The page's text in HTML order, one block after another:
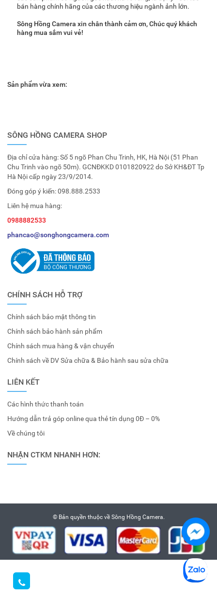
bán hàng chính hãng của các thương hiệu ngành ảnh lớn.
Sông Hồng Camera xin chân thành cảm ơn, Chúc quý khách
hàng mua sắm vui vẻ!
Sản phẩm vừa xem:
SÔNG HỒNG CAMERA SHOP
Địa chỉ cửa hàng: Số 5 ngõ Phan Chu Trinh, HK, Hà Nội (51 Phan
Chu Trinh vào ngõ 50m). GCNĐKKD 0101820922 do Sở KH&ĐT Tp
Hà Nội cấp ngày 23/9/2014.
Đóng góp ý kiến:098.888.2533
Liên hệ mua hàng:
0988882533
phancao@songhongcamera.com
CHÍNH SÁCH HỖ TRỢ
Chính sách bảo mật thông tin
Chính sách bảo hành sản phẩm
Chính sách mua hàng & vận chuyển
Chính sách về DV Sửa chữa & Bảo hành sau sửa chữa
LIÊN KẾT
Các hình thức thanh toán
Hướng dẫn trả góp online qua thẻ tín dụng 0Đ – 0%
Về chúng tôi
NHẬN CTKM NHANH HƠN:
© Bản quyền thuộc về Sông Hồng Camera.